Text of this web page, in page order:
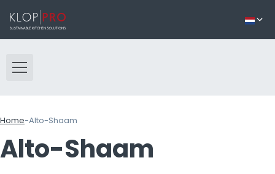
Home-Alto-Shaam
Alto-Shaam